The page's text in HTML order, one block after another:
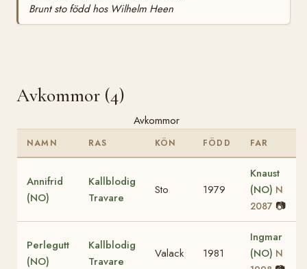
Brunt sto född hos Wilhelm Heen
Avkommor (4)
Avkommor
NAMN RAS KÖN FÖDD FAR
Annifrid
(NO)
Kallblodig
Travare
Sto 1979
Knaust
(NO) N
2087 📷
Perlegutt
(NO)
Kallblodig
Travare
Valack 1981
Ingmar
(NO) N